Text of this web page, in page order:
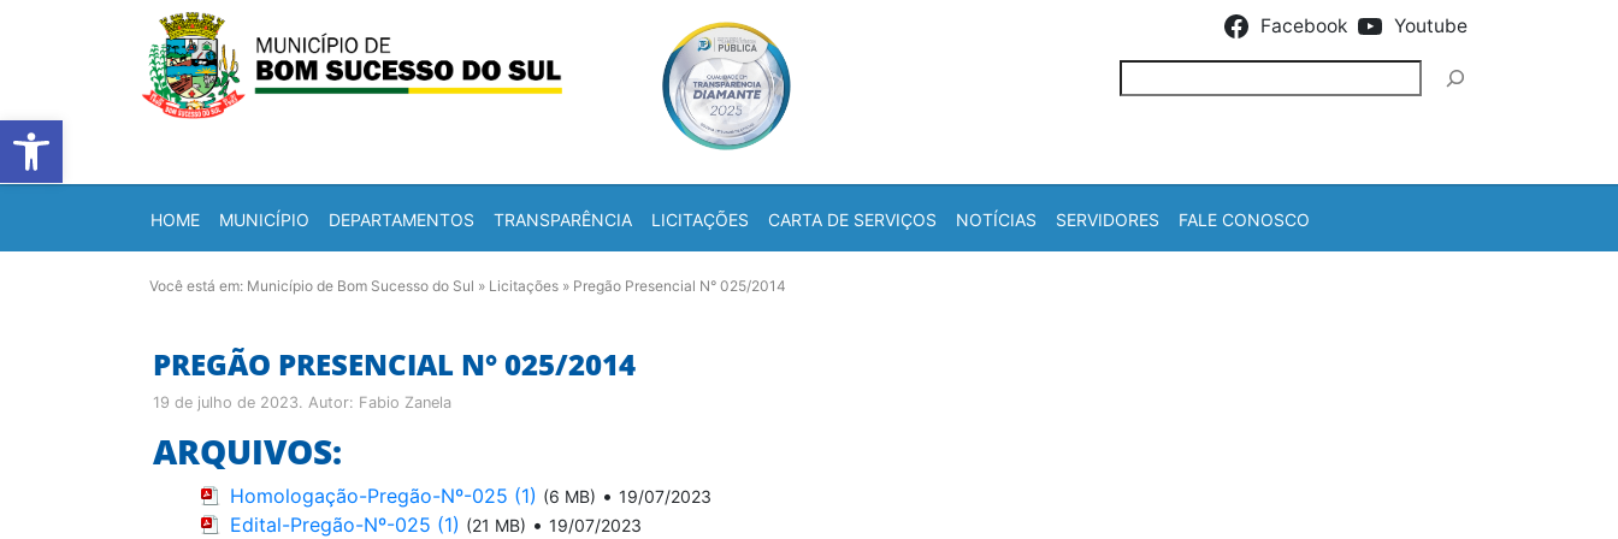
Barra de Ferramentas Aberta
Facebook Youtube
HOME MUNICÍPIO DEPARTAMENTOS TRANSPARÊNCIA LICITAÇÕES CARTA DE SERVIÇOS NOTÍCIAS SERVIDORES FALE CONOSCO
Você está em: Município de Bom Sucesso do Sul » Licitações » Pregão Presencial N° 025/2014
PREGÃO PRESENCIAL N° 025/2014
19 de julho de 2023. Autor: Fabio Zanela
ARQUIVOS:
Homologação-Pregão-Nº-025 (1) (6 MB) • 19/07/2023
Edital-Pregão-Nº-025 (1) (21 MB) • 19/07/2023